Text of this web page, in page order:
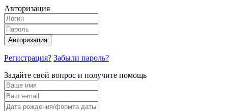
Авторизация
Авторизация
Регистрация? Забыли пароль?
Задайте свой вопрос и получите помощь